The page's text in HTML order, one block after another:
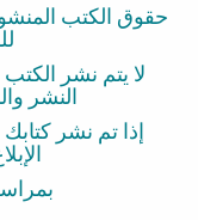
حقوق الكتب
لا يتم نشر
النشر
إذا تم نشر